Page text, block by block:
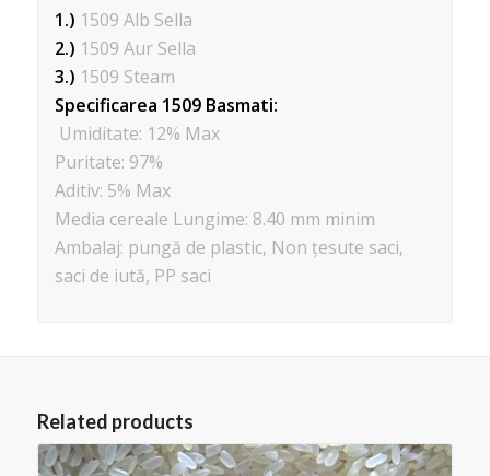
1.) 1509 Alb Sella
2.) 1509 Aur Sella
3.) 1509 Steam
Specificarea 1509 Basmati:
Umiditate: 12% Max
Puritate: 97%
Aditiv: 5% Max
Media cereale Lungime: 8.40 mm minim
Ambalaj: pungă de plastic, Non țesute saci,
saci de iută, PP saci
Related products